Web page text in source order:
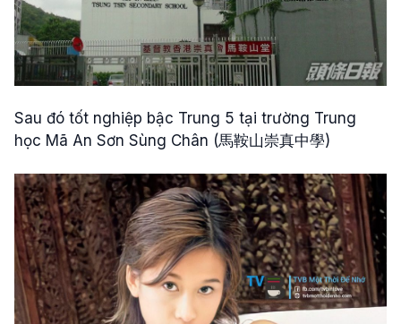
Sau đó tốt nghiệp bậc Trung 5 tại trường Trung
học Mã An Sơn Sùng Chân (馬鞍山崇真中學)